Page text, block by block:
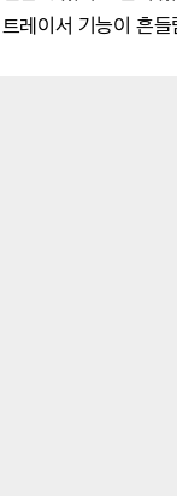
레이서 기능이 흔